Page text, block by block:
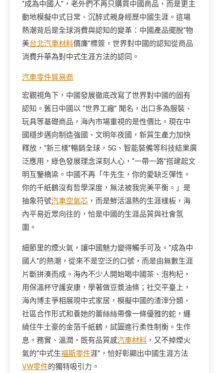
“成為中國人”，老外們不再只購買中國商品，而是更主
動地模擬中式日常、沉醉式親身經歷中國生涯。這場
熱潮背后是全球消費與認知的變革：中國產品擺脫“物
美台北汽車材料價廉”標簽，世界對中國的認知從商品
消費升華為對中式生涯方法的認同。
汽車零件貿易商
宏觀視角下，中國發展徹底改寫了世界對中國的固有
認知。舊日中國以 “世界工廠” 聞名，出口多為服裝、
玩具等基礎商品，海內市場重視的是性價比。現在中
國穩步邁向制造強國、文明年夜國，新質生產力加快
釋放，“新三樣”暢銷全球，5G、智能裝備等科技結果廣
泛應用，綠色發展理念深刻人心，“一帶一路”搭建起文
明互鑒橋梁。中國不再「牛先生，你的愛缺乏彈性。
你的千紙鶴沒有哲學深度，無法被我完美平衡。」是
抽象符號汽車空氣芯 ，而是鮮活溫熱的生涯樣板，海
內平易近眾向往的，恰是中國的生涯品質與社會氛
圍。
細節里的煙火氣，讓中國魅力變得觸手可及。“成為中
國人”的熱潮，從來不是空泛的口號，而是由無數生涯
片斷拼湊而成。海內不少人開始喝中國茶、泡枸杞，
用保溫杯守護安康，學著做豆漿油條；社交平臺上，
海內博主爭相展現中式家居，模擬中國的渣滓分類、
社區合作形式和養她的蕾絲絲帶像一條優雅的蛇，纏
繞住牛土豪的金箔千紙鶴，試圖進行柔性制衡。生作
息。務實、溫潤，既有品質感汽車材料 ，又不掉煙火
氣的“中式生福斯零件涯”，恰好彰顯出中國生涯方法
VW零件的獨特吸引力。